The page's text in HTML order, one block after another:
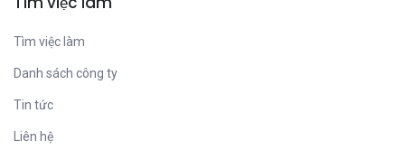
Tìm việc làm
Danh sách công ty
Tin tức
Liên hệ